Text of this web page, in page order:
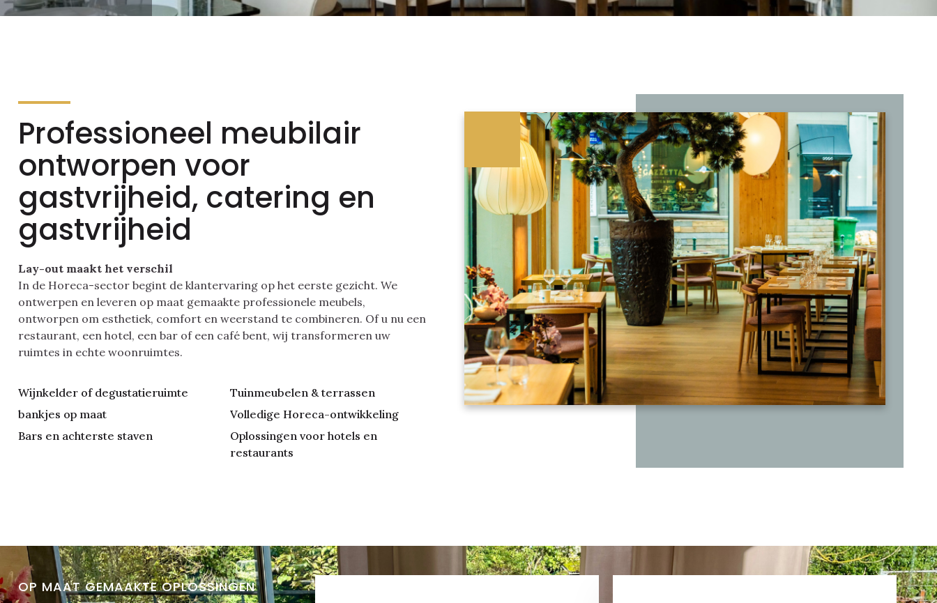
Professioneel meubilair
ontworpen voor
gastvrijheid, catering en
gastvrijheid
Lay-out maakt het verschil
In de Horeca-sector begint de klantervaring op het eerste gezicht. We
ontwerpen en leveren op maat gemaakte professionele meubels,
ontworpen om esthetiek, comfort en weerstand te combineren. Of u nu een
restaurant, een hotel, een bar of een café bent, wij transformeren uw
ruimtes in echte woonruimtes.
Wijnkelder of degustatieruimte
bankjes op maat
Bars en achterste staven
Tuinmeubelen & terrassen
Volledige Horeca-ontwikkeling
Oplossingen voor hotels en
restaurants
OP MAAT GEMAAKTE OPLOSSINGEN